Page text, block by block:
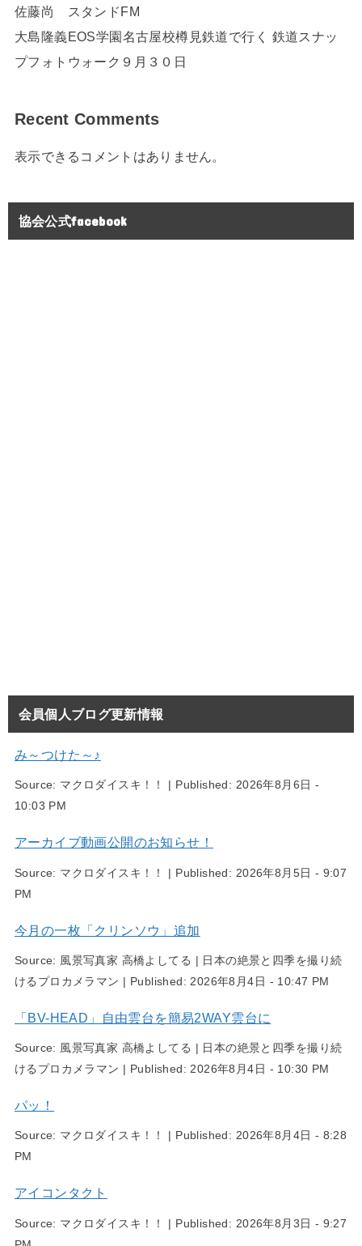
佐藤尚 スタンドFM
大島隆義EOS学園名古屋校樽見鉄道で行く 鉄道スナッ
プフォトウォーク９月３０日
Recent Comments
表示できるコメントはありません。
協会公式facebook
会員個人ブログ更新情報
み～つけた～♪
Source: マクロダイスキ！！ | Published: 2026年8月6日 -
10:03 PM
アーカイブ動画公開のお知らせ！
Source: マクロダイスキ！！ | Published: 2026年8月5日 - 9:07
PM
今月の一枚「クリンソウ」追加
Source: 風景写真家 高橋よしてる | 日本の絶景と四季を撮り続
けるプロカメラマン | Published: 2026年8月4日 - 10:47 PM
「BV-HEAD」自由雲台を簡易2WAY雲台に
Source: 風景写真家 高橋よしてる | 日本の絶景と四季を撮り続
けるプロカメラマン | Published: 2026年8月4日 - 10:30 PM
パッ！
Source: マクロダイスキ！！ | Published: 2026年8月4日 - 8:28
PM
アイコンタクト
Source: マクロダイスキ！！ | Published: 2026年8月3日 - 9:27